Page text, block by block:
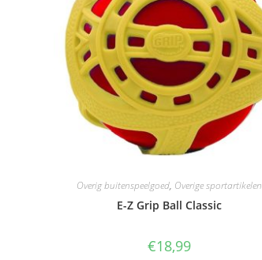
Overig buitenspeelgoed, Overige sportartikelen
E-Z Grip Ball Classic
€18,99